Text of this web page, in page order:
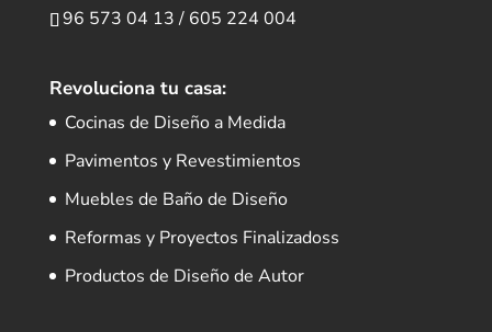
96 573 04 13/ 605 224 004
Revoluciona tu casa:
Cocinas de Diseño a Medida
Pavimentos y Revestimientos
Muebles de Baño de Diseño
Reformas y Proyectos Finalizadoss
Productos de Diseño de Autor